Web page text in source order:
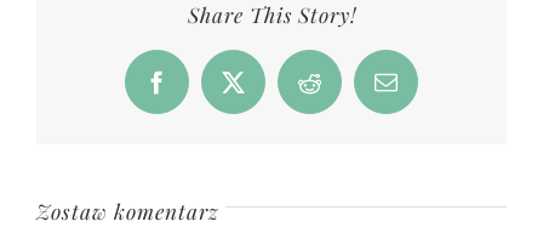
Share This Story!
Facebook
X Reddit Email
Zostaw komentarz